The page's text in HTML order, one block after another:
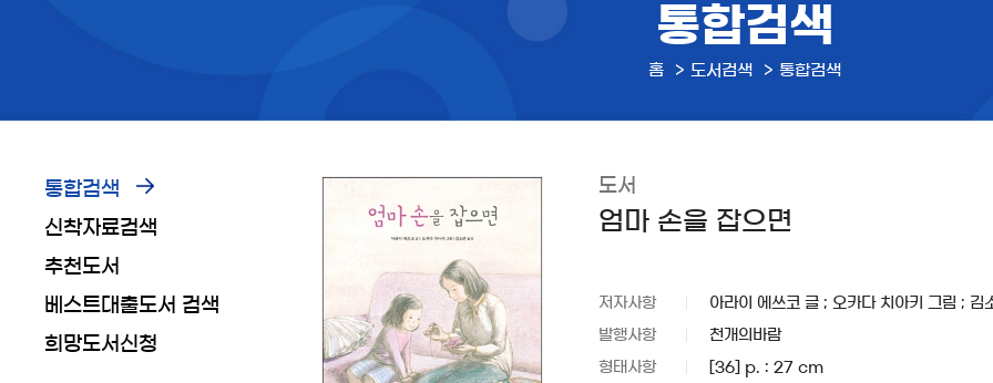
통합검색
홈 도서검색 통합검색
통합검색
신착자료검색
추천도서
베스트대출도서 검색
희망도서신청
도서
엄마 손을 잡으면
저자사항 아라이 에쓰코 글 ; 오카다 치아키 그림 ; 김
발행사항 천개의바람
형태사항 [36] p. : 27 cm